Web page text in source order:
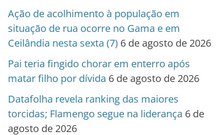
Ação de acolhimento à população em
situação de rua ocorre no Gama e em
Ceilândia nesta sexta (7) 6 de agosto de 2026
Pai teria fingido chorar em enterro após
matar filho por dívida 6 de agosto de 2026
Datafolha revela ranking das maiores
torcidas; Flamengo segue na liderança 6 de
agosto de 2026